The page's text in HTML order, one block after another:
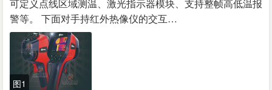
可定义点线区域测温、激光指示器模块、支持整帧高低温报
警等。 下面对手持红外热像仪的交互…
图1